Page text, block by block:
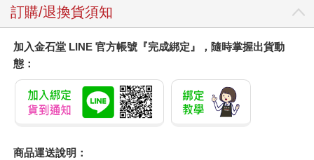
訂購/退換貨須知
加入金石堂 LINE 官方帳號『完成綁定』，隨時掌握出貨動
態：
商品運送說明：